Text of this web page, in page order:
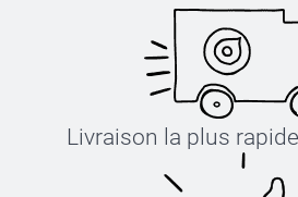
Livraison la plus